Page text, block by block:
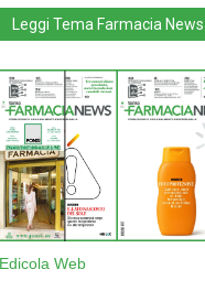
Leggi Tema Farmacia News
Edicola Web